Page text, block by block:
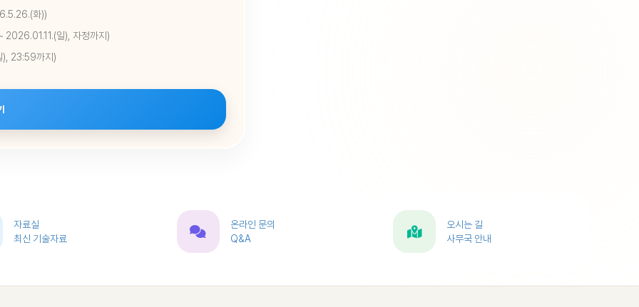
화))
2026.01.11.(일), 자정까지)
), 23:59까지)
자료실
최신 기술자료
온라인 문의
Q&A
오시는 길
사무국 안내